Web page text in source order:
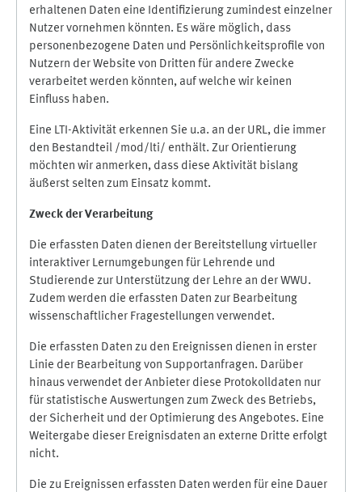
erhaltenen Daten eine Identifizierung zumindest einzelner
Nutzer vornehmen könnten. Es wäre möglich, dass
personenbezogene Daten und Persönlichkeitsprofile von
Nutzern der Website von Dritten für andere Zwecke
verarbeitet werden könnten, auf welche wir keinen
Einfluss haben.
Eine LTI-Aktivität erkennen Sie u.a. an der URL, die immer
den Bestandteil /mod/lti/ enthält. Zur Orientierung
möchten wir anmerken, dass diese Aktivität bislang
äußerst selten zum Einsatz kommt.
Zweck der Verarbeitung
Die erfassten Daten dienen der Bereitstellung virtueller
interaktiver Lernumgebungen für Lehrende und
Studierende zur Unterstützung der Lehre an der WWU.
Zudem werden die erfassten Daten zur Bearbeitung
wissenschaftlicher Fragestellungen verwendet.
Die erfassten Daten zu den Ereignissen dienen in erster
Linie der Bearbeitung von Supportanfragen. Darüber
hinaus verwendet der Anbieter diese Protokolldaten nur
für statistische Auswertungen zum Zweck des Betriebs,
der Sicherheit und der Optimierung des Angebotes. Eine
Weitergabe dieser Ereignisdaten an externe Dritte erfolgt
nicht.
Die zu Ereignissen erfassten Daten werden für eine Dauer